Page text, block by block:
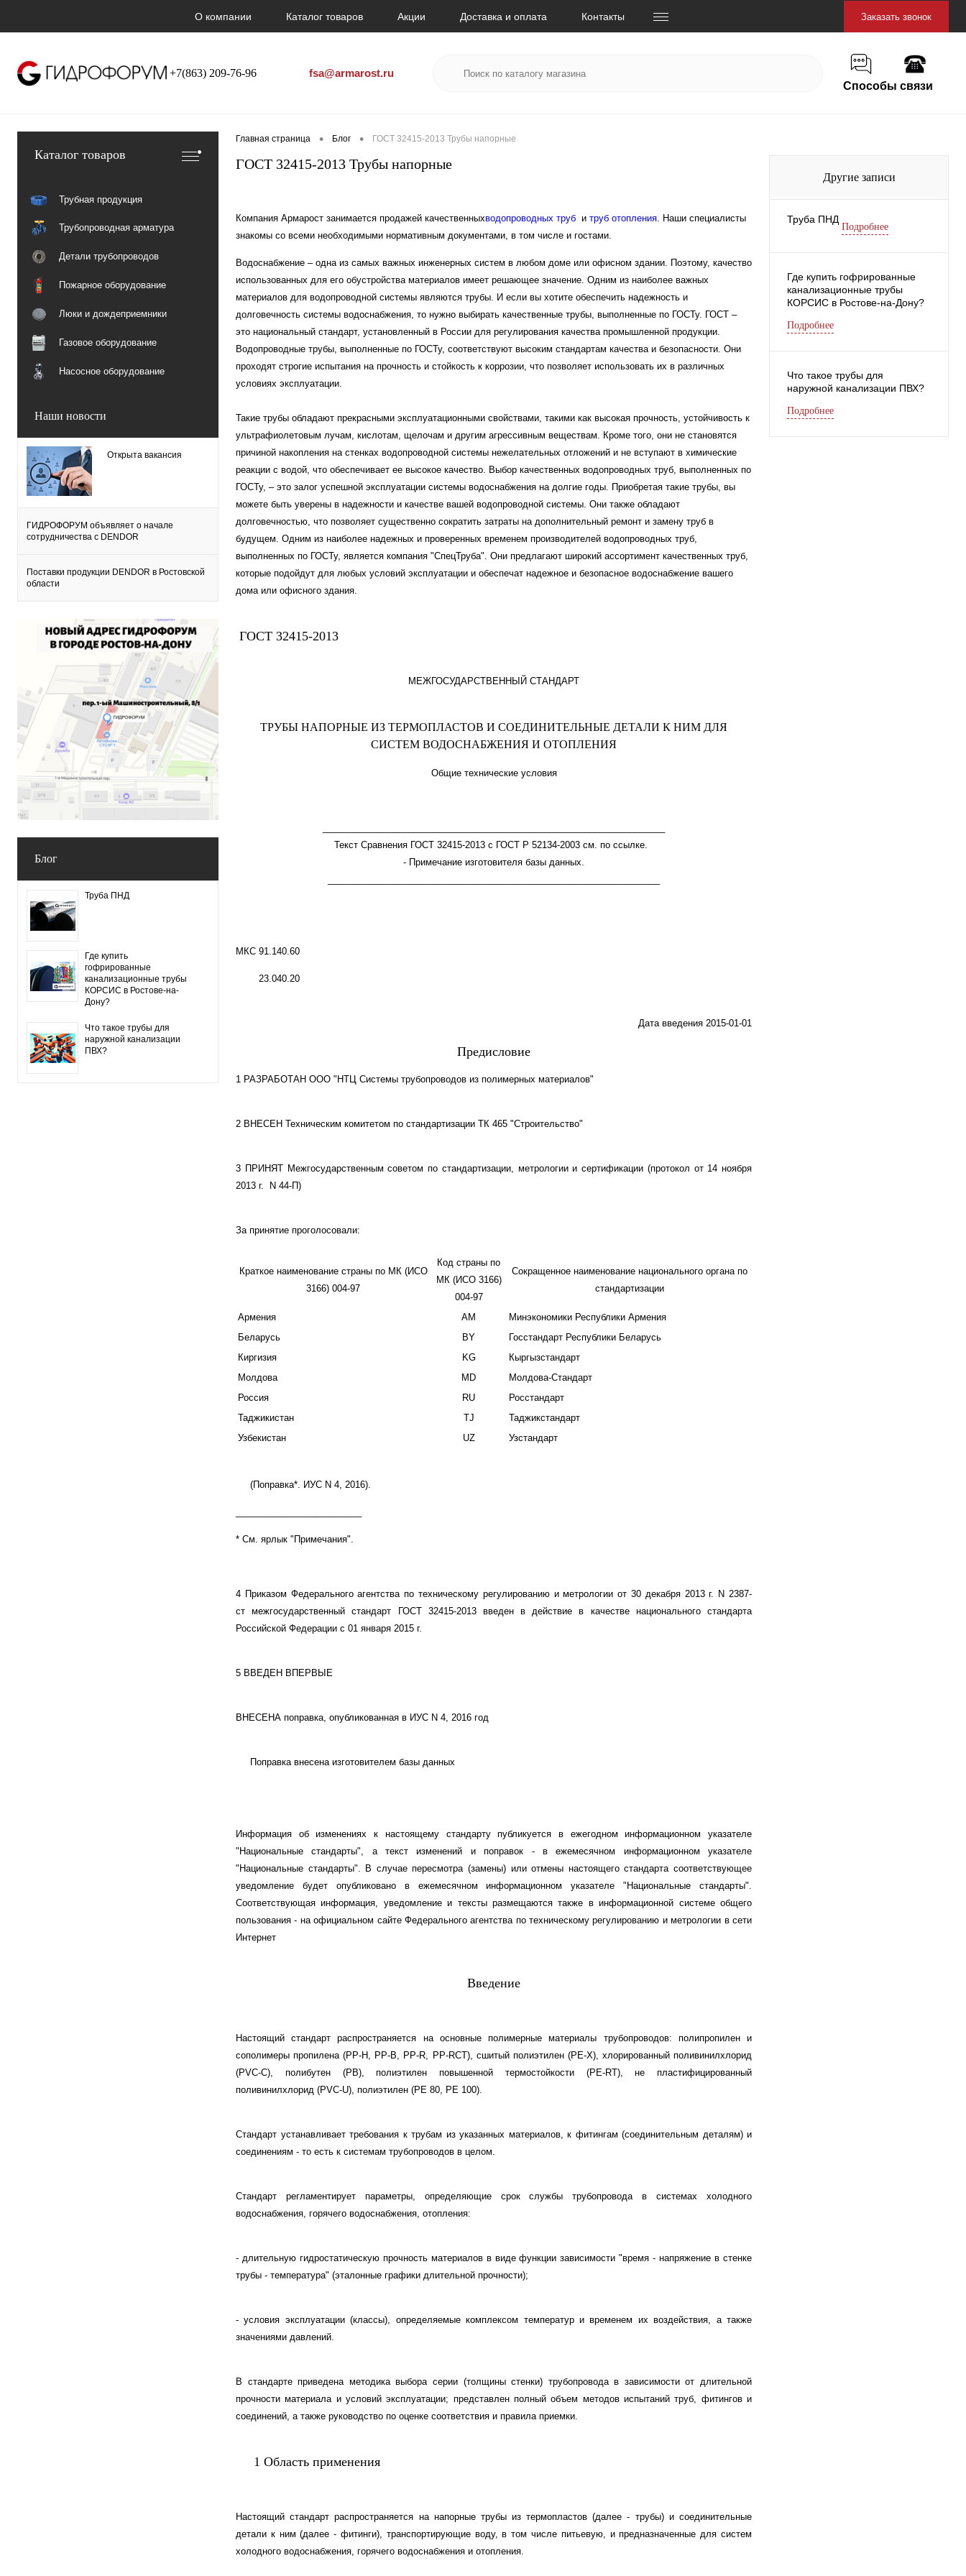
О компании Каталог товаров Акции Доставка и оплата Контакты Заказать звонок
+7(863) 209-76-96
fsa@armarost.ru
Способы связи
Каталог товаров
Трубная продукция
Трубопроводная арматура
Детали трубопроводов
Пожарное оборудование
Люки и дождеприемники
Газовое оборудование
Насосное оборудование
Наши новости
Открыта вакансия
ГИДРОФОРУМ объявляет о начале
сотрудничества с DENDOR
Поставки продукции DENDOR в Ростовской
области
Блог
Труба ПНД
Где купить
гофрированные
канализационные трубы
КОРСИС в Ростове-на-
Дону?
Что такое трубы для
наружной канализации
ПВХ?
Главная страница • Блог • ГОСТ 32415-2013 Трубы напорные
ГОСТ 32415-2013 Трубы напорные
Компания Армарост занимается продажей качественныхводопроводных труб и труб отопления. Наши специалисты
знакомы со всеми необходимыми нормативным документами, в том числе и гостами.
Водоснабжение – одна из самых важных инженерных систем в любом доме или офисном здании. Поэтому, качество
использованных для его обустройства материалов имеет решающее значение. Одним из наиболее важных
материалов для водопроводной системы являются трубы. И если вы хотите обеспечить надежность и
долговечность системы водоснабжения, то нужно выбирать качественные трубы, выполненные по ГОСТу. ГОСТ –
это национальный стандарт, установленный в России для регулирования качества промышленной продукции.
Водопроводные трубы, выполненные по ГОСТу, соответствуют высоким стандартам качества и безопасности. Они
проходят строгие испытания на прочность и стойкость к коррозии, что позволяет использовать их в различных
условиях эксплуатации.
Такие трубы обладают прекрасными эксплуатационными свойствами, такими как высокая прочность, устойчивость к
ультрафиолетовым лучам, кислотам, щелочам и другим агрессивным веществам. Кроме того, они не становятся
причиной накопления на стенках водопроводной системы нежелательных отложений и не вступают в химические
реакции с водой, что обеспечивает ее высокое качество. Выбор качественных водопроводных труб, выполненных по
ГОСТу, – это залог успешной эксплуатации системы водоснабжения на долгие годы. Приобретая такие трубы, вы
можете быть уверены в надежности и качестве вашей водопроводной системы. Они также обладают
долговечностью, что позволяет существенно сократить затраты на дополнительный ремонт и замену труб в
будущем. Одним из наиболее надежных и проверенных временем производителей водопроводных труб,
выполненных по ГОСТу, является компания "СпецТруба". Они предлагают широкий ассортимент качественных труб,
которые подойдут для любых условий эксплуатации и обеспечат надежное и безопасное водоснабжение вашего
дома или офисного здания.
ГОСТ 32415-2013
МЕЖГОСУДАРСТВЕННЫЙ СТАНДАРТ
ТРУБЫ НАПОРНЫЕ ИЗ ТЕРМОПЛАСТОВ И СОЕДИНИТЕЛЬНЫЕ ДЕТАЛИ К НИМ ДЛЯ
СИСТЕМ ВОДОСНАБЖЕНИЯ И ОТОПЛЕНИЯ
Общие технические условия
Текст Сравнения ГОСТ 32415-2013 с ГОСТ Р 52134-2003 см. по ссылке.
- Примечание изготовителя базы данных.
МКС 91.140.60
23.040.20
Дата введения 2015-01-01
Предисловие
1 РАЗРАБОТАН ООО "НТЦ Системы трубопроводов из полимерных материалов"
2 ВНЕСЕН Техническим комитетом по стандартизации ТК 465 "Строительство"
3 ПРИНЯТ Межгосударственным советом по стандартизации, метрологии и сертификации (протокол от 14 ноября
2013 г. N 44-П)
За принятие проголосовали:
Краткое наименование страны по МК (ИСО
3166) 004-97
Код страны по
МК (ИСО 3166)
004-97
Сокращенное наименование национального органа по
стандартизации
Армения AM
Минэкономики Республики Армения
Беларусь
BY
Госстандарт Республики Беларусь
Киргизия
KG
Кыргызстандарт
Молдова
MD
Молдова-Стандарт
Россия
RU
Росстандарт
Таджикистан
TJ
Таджикстандарт
Узбекистан
UZ Узстандарт
(Поправка*. ИУС N 4, 2016).
* См. ярлык "Примечания".
4 Приказом Федерального агентства по техническому регулированию и метрологии от 30 декабря 2013 г. N 2387-
ст межгосударственный стандарт ГОСТ 32415-2013 введен в действие в качестве национального стандарта
Российской Федерации с 01 января 2015 г.
5 ВВЕДЕН ВПЕРВЫЕ
ВНЕСЕНА поправка, опубликованная в ИУС N 4, 2016 год
Поправка внесена изготовителем базы данных
Информация об изменениях к настоящему стандарту публикуется в ежегодном информационном указателе
"Национальные стандарты", а текст изменений и поправок - в ежемесячном информационном указателе
"Национальные стандарты". В случае пересмотра (замены) или отмены настоящего стандарта соответствующее
уведомление будет опубликовано в ежемесячном информационном указателе "Национальные стандарты".
Соответствующая информация, уведомление и тексты размещаются также в информационной системе общего
пользования - на официальном сайте Федерального агентства по техническому регулированию и метрологии в сети
Интернет
Введение
Настоящий стандарт распространяется на основные полимерные материалы трубопроводов: полипропилен и
сополимеры пропилена (РР-Н, РР-В, PP-R, PP-RCT), сшитый полиэтилен (РЕ-Х), хлорированный поливинилхлорид
(PVC-C), полибутен (РВ), полиэтилен повышенной термостойкости (PE-RT), не пластифицированный
поливинилхлорид (PVC-U), полиэтилен (РЕ 80, РЕ 100).
Стандарт устанавливает требования к трубам из указанных материалов, к фитингам (соединительным деталям) и
соединениям - то есть к системам трубопроводов в целом.
Стандарт регламентирует параметры, определяющие срок службы трубопровода в системах холодного
водоснабжения, горячего водоснабжения, отопления:
- длительную гидростатическую прочность материалов в виде функции зависимости "время - напряжение в стенке
трубы - температура" (эталонные графики длительной прочности);
- условия эксплуатации (классы), определяемые комплексом температур и временем их воздействия, а также
значениями давлений.
В стандарте приведена методика выбора серии (толщины стенки) трубопровода в зависимости от длительной
прочности материала и условий эксплуатации; представлен полный объем методов испытаний труб, фитингов и
соединений, а также руководство по оценке соответствия и правила приемки.
1 Область применения
Настоящий стандарт распространяется на напорные трубы из термопластов (далее - трубы) и соединительные
детали к ним (далее - фитинги), транспортирующие воду, в том числе питьевую, и предназначенные для систем
холодного водоснабжения, горячего водоснабжения и отопления.
Другие записи
Труба ПНД
Подробнее
Где купить гофрированные
канализационные трубы
КОРСИС в Ростове-на-Дону?
Подробнее
Что такое трубы для
наружной канализации ПВХ?
Подробнее